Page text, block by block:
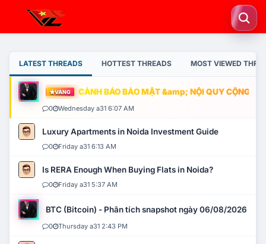
LATEST THREADS HOTTEST THREADS MOST VIEWED
VÀNG CẢNH BÁO BẢO MẬT &amp; NỘI QUY CỘNG
0 Wednesday a31 6:07 AM
Luxury Apartments in Noida Investment Guide
0 Friday a31 6:13 AM
Is RERA Enough When Buying Flats in Noida?
0 Friday a31 5:37 AM
BTC (Bitcoin) - Phân tích snapshot ngày 06/08/2026
0 Thursday a31 2:43 PM